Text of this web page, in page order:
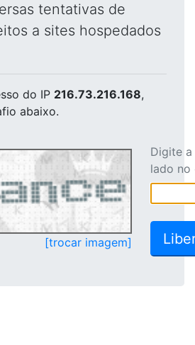
tentativas de
a sites hospedados
do IP 216.73.216.168,
abaixo.
[trocar imagem]
Digite
lado no